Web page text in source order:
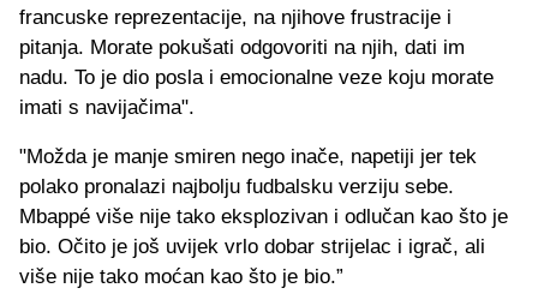
francuske reprezentacije, na njihove frustracije i
pitanja. Morate pokušati odgovoriti na njih, dati im
nadu. To je dio posla i emocionalne veze koju morate
imati s navijačima".
"Možda je manje smiren nego inače, napetiji jer tek
polako pronalazi najbolju fudbalsku verziju sebe.
Mbappé više nije tako eksplozivan i odlučan kao što je
bio. Očito je još uvijek vrlo dobar strijelac i igrač, ali
više nije tako moćan kao što je bio.”